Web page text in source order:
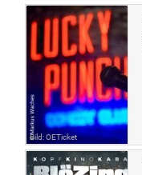
Bild: OETicket